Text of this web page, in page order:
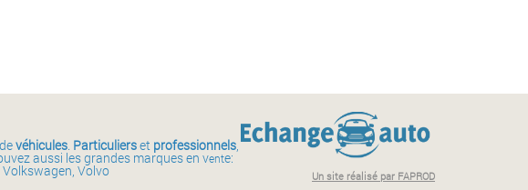
véhicules. Particulierset professionnels,
aussi les grandes marques en vente:
Volvo Un site réalisé par FAPROD